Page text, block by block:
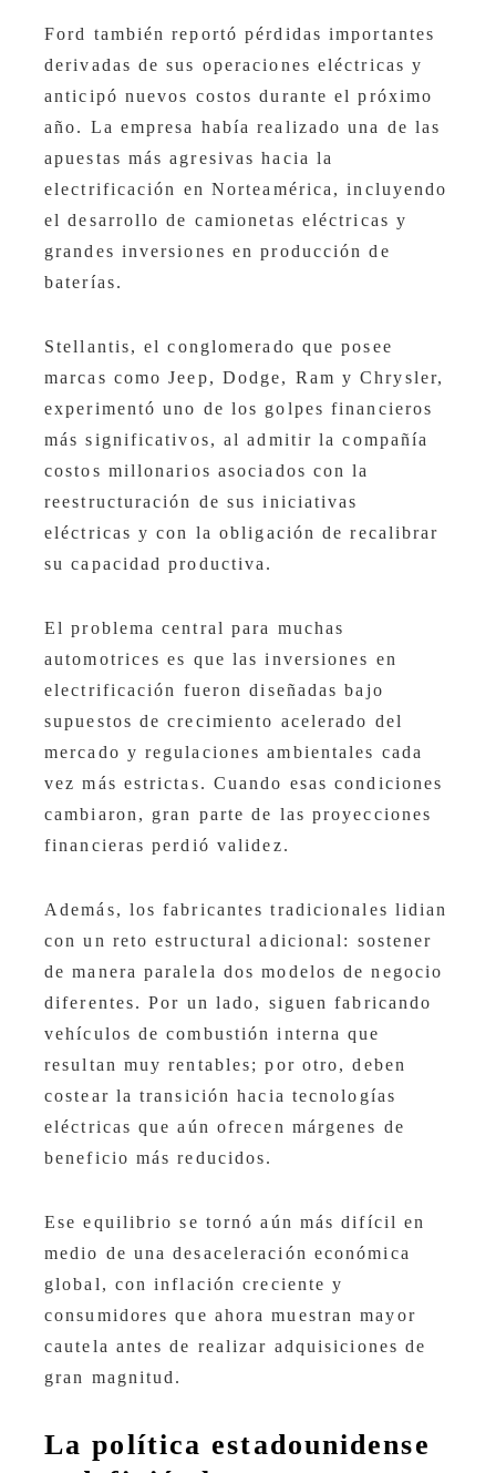
Ford también reportó pérdidas importantes
derivadas de sus operaciones eléctricas y
anticipó nuevos costos durante el próximo
año. La empresa había realizado una de las
apuestas más agresivas hacia la
electrificación en Norteamérica, incluyendo
el desarrollo de camionetas eléctricas y
grandes inversiones en producción de
baterías.
Stellantis, el conglomerado que posee
marcas como Jeep, Dodge, Ram y Chrysler,
experimentó uno de los golpes financieros
más significativos, al admitir la compañía
costos millonarios asociados con la
reestructuración de sus iniciativas
eléctricas y con la obligación de recalibrar
su capacidad productiva.
El problema central para muchas
automotrices es que las inversiones en
electrificación fueron diseñadas bajo
supuestos de crecimiento acelerado del
mercado y regulaciones ambientales cada
vez más estrictas. Cuando esas condiciones
cambiaron, gran parte de las proyecciones
financieras perdió validez.
Además, los fabricantes tradicionales lidian
con un reto estructural adicional: sostener
de manera paralela dos modelos de negocio
diferentes. Por un lado, siguen fabricando
vehículos de combustión interna que
resultan muy rentables; por otro, deben
costear la transición hacia tecnologías
eléctricas que aún ofrecen márgenes de
beneficio más reducidos.
Ese equilibrio se tornó aún más difícil en
medio de una desaceleración económica
global, con inflación creciente y
consumidores que ahora muestran mayor
cautela antes de realizar adquisiciones de
gran magnitud.
La política estadounidense